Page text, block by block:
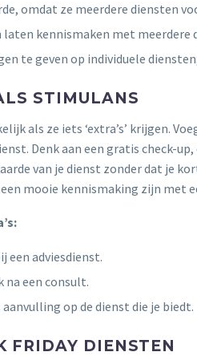
omdat ze meerdere diensten
kennismaken met meerdere
te geven op individuele
STIMULANS
als ze iets ‘extra’s’ krijgen.
Denk aan een gratis check-
van je dienst zonder dat je
mooie kennismaking zijn met
een adviesdienst.
een consult.
op de dienst die je biedt.
FRIDAY DIENSTEN